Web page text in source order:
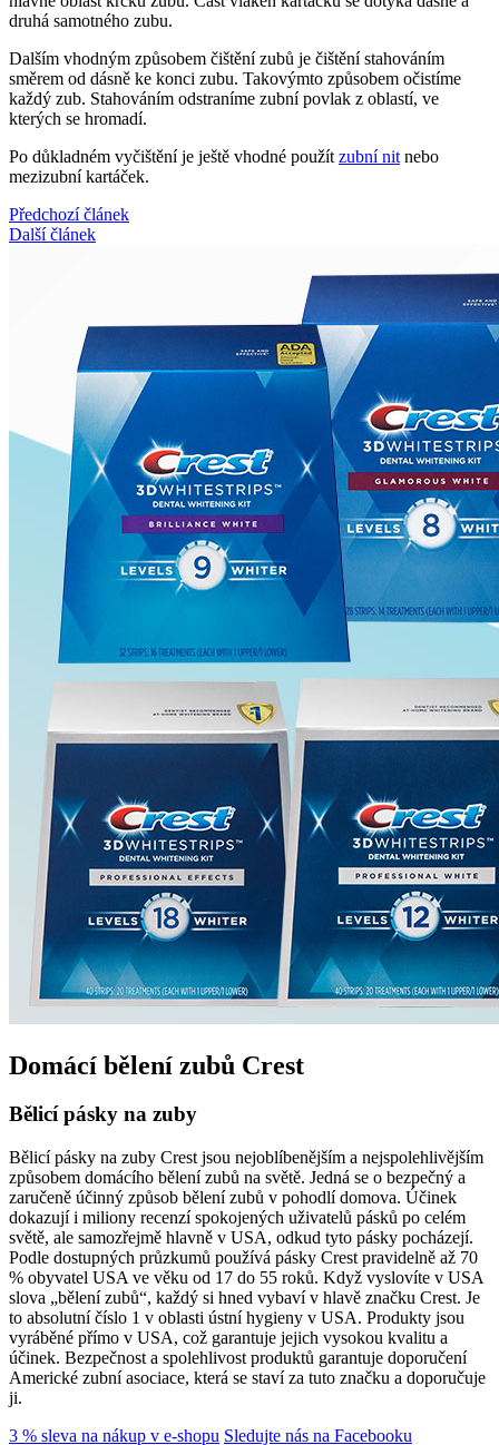
druhá samotného zubu.
Dalším vhodným způsobem čištění zubů je čištění stahováním
směrem od dásně ke konci zubu. Takovýmto způsobem očistíme
každý zub. Stahováním odstraníme zubní povlak z oblastí, ve
kterých se hromadí.
Po důkladném vyčištění je ještě vhodné použít zubní nit nebo
mezizubní kartáček.
Předchozí článek
Další článek
Domácí bělení zubů Crest
Bělicí pásky na zuby
Bělicí pásky na zuby Crest jsou nejoblíbenějším a nejspolehlivějším
způsobem domácího bělení zubů na světě. Jedná se o bezpečný a
zaručeně účinný způsob bělení zubů v pohodlí domova. Účinek
dokazují i miliony recenzí spokojených uživatelů pásků po celém
světě, ale samozřejmě hlavně v USA, odkud tyto pásky pocházejí.
Podle dostupných průzkumů používá pásky Crest pravidelně až 70
% obyvatel USA ve věku od 17 do 55 roků. Když vyslovíte v USA
slova „bělení zubů“, každý si hned vybaví v hlavě značku Crest. Je
to absolutní číslo 1 v oblasti ústní hygieny v USA. Produkty jsou
vyráběné přímo v USA, což garantuje jejich vysokou kvalitu a
účinek. Bezpečnost a spolehlivost produktů garantuje doporučení
Americké zubní asociace, která se staví za tuto značku a doporučuje
ji.
3 % sleva na nákup v e-shopu Sledujte nás na Facebooku